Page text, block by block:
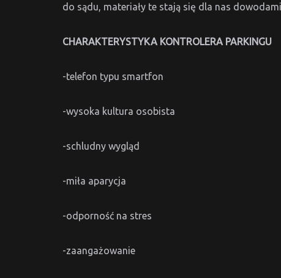
do sądu, materiały te stają się dla nas
CHARAKTERYSTYKA KONTROLERA PARKINGU
-telefon typu smartfon
-wysoka kultura osobista
-schludny wygląd
-miła aparycja
-odporność na stres
-zaangażowanie